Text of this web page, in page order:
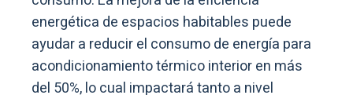
energética de espacios habitables puede
ayudar a reducir el consumo de energía para
acondicionamiento térmico interior en más
del 50%, lo cual impactará tanto a nivel